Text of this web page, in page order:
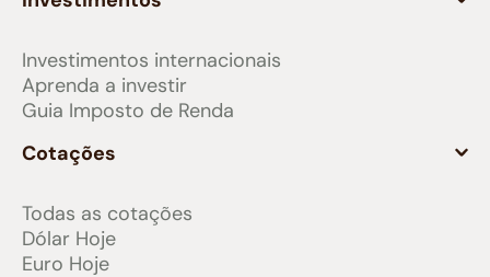
Investimentos internacionais
Aprenda a investir
Guia Imposto de Renda
Cotações
Todas as cotações
Dólar Hoje
Euro Hoje